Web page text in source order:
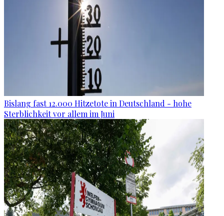
Bislang fast 12.000 Hitzetote in Deutschland - hohe
Sterblichkeit vor allem im Juni